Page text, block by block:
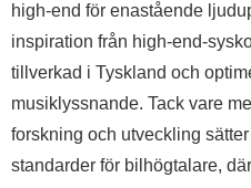
high-end för enastående
inspiration från high-end-
tillverkad i Tyskland och
musiklyssnande. Tack vare
forskning och utveckling
standarder för bilhögtalare,